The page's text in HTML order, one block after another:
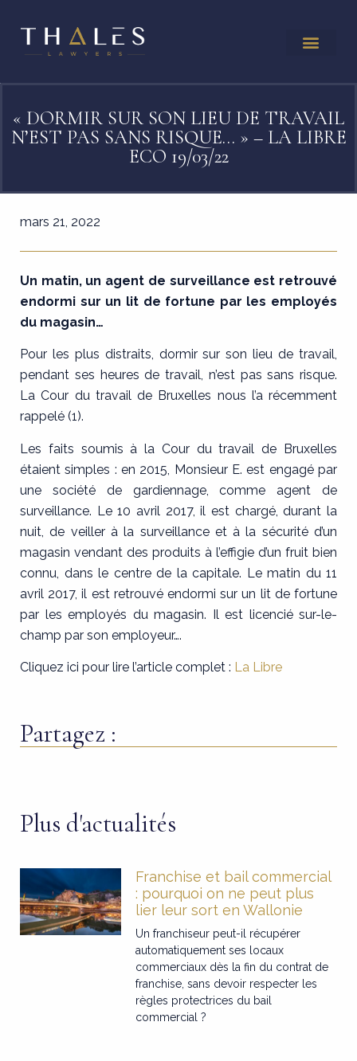
« DORMIR SUR SON LIEU DE TRAVAIL
N’EST PAS SANS RISQUE… » – LA LIBRE
ECO 19/03/22
mars 21, 2022
Un matin, un agent de surveillance est retrouvé
endormi sur un lit de fortune par les employés
du magasin…
Pour les plus distraits, dormir sur son lieu de travail,
pendant ses heures de travail, n’est pas sans risque.
La Cour du travail de Bruxelles nous l’a récemment
rappelé (1).
Les faits soumis à la Cour du travail de Bruxelles
étaient simples : en 2015, Monsieur E. est engagé par
une société de gardiennage, comme agent de
surveillance. Le 10 avril 2017, il est chargé, durant la
nuit, de veiller à la surveillance et à la sécurité d’un
magasin vendant des produits à l’effigie d’un fruit bien
connu, dans le centre de la capitale. Le matin du 11
avril 2017, il est retrouvé endormi sur un lit de fortune
par les employés du magasin. Il est licencié sur-le-
champ par son employeur….
Cliquez ici pour lire l’article complet : La Libre
Partagez :
Plus d'actualités
Franchise et bail commercial
: pourquoi on ne peut plus
lier leur sort en Wallonie
Un franchiseur peut-il récupérer
automatiquement ses locaux
commerciaux dès la fin du contrat de
franchise, sans devoir respecter les
règles protectrices du bail
commercial ?